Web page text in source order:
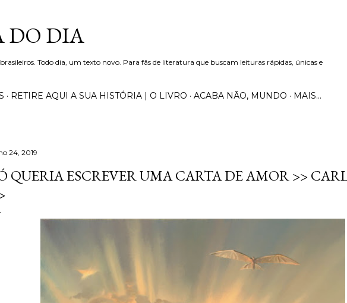
DO DIA
Todo dia, um texto novo. Para fãs de literatura que buscam leituras rápidas, únicas e
RETIRE AQUI A SUA HISTÓRIA | O LIVRO ACABA NÃO, MUNDO MAIS…
24, 2019
QUERIA ESCREVER UMA CARTA DE AMOR >>